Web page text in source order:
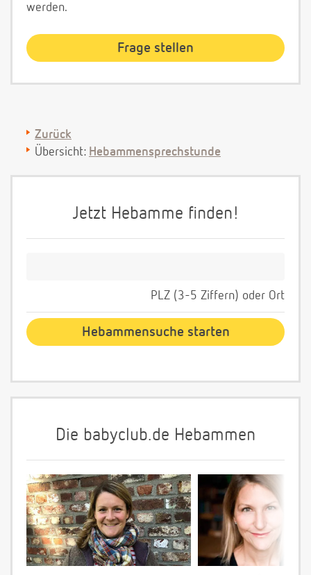
werden.
Zurück
Übersicht: Hebammensprechstunde
Jetzt Hebamme finden!
PLZ (3-5 Ziffern) oder Ort
Die babyclub.de Hebammen